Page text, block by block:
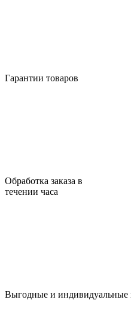
Гарантии товаров
Обработка заказа в
течении часа
Выгодные и индивидуальные